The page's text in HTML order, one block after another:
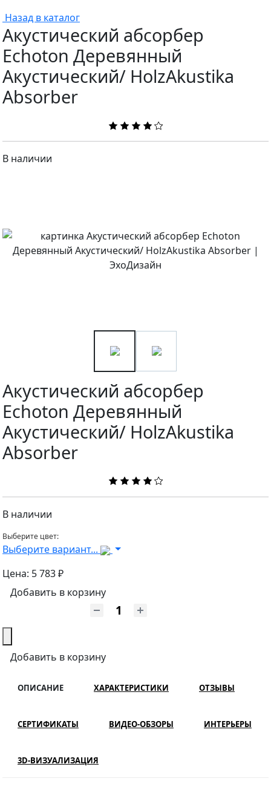
Назад в каталог
Акустический абсорбер
Echoton Деревянный
Акустический/ HolzAkustika
Absorber
В наличии
Акустический абсорбер
Echoton Деревянный
Акустический/ HolzAkustika
Absorber
В наличии
Выберите цвет:
Выберите вариант...
Цена: 5 783 ₽
Добавить в корзину
Добавить в корзину
ОПИСАНИЕ ХАРАКТЕРИСТИКИ ОТЗЫВЫ
СЕРТИФИКАТЫ ВИДЕО-ОБЗОРЫ ИНТЕРЬЕРЫ
3D-ВИЗУАЛИЗАЦИЯ